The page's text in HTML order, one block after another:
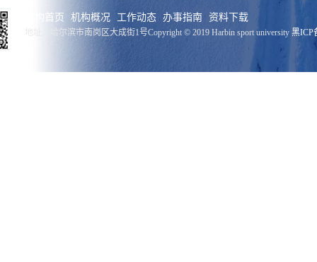
机构首页 机构概况 工作动态 办事指南 资料下载
地址：哈尔滨市南岗区大成街1号Copyright © 2019 Harbin sport university 黑ICP